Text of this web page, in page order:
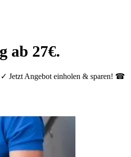
ab 27€.
✓ Jetzt Angebot einholen & sparen! ☎